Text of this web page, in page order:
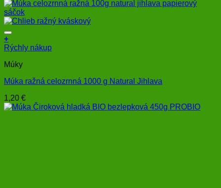
+
Rýchly nákup
Múky
Múka ražná celozrnná 1000 g Natural Jihlava
1,20 €